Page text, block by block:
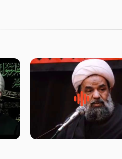
سلام جوانی که امام حسین علیه
السلام خودش جوابش را دادند